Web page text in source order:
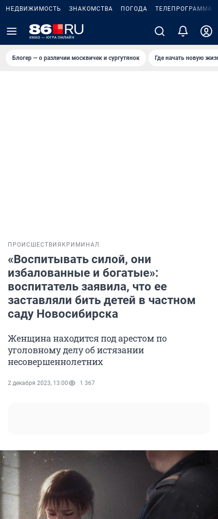
НЕДВИЖИМОСТЬ ЗНАКОМСТВА ПОГОДА ТЕЛЕПРОГРАММА
Блогер — о различии москвичек и сургутянок Где начать новую
ПРОИСШЕСТВИЯ КРИМИНАЛ
«Воспитывать силой, они
избалованные и богатые»:
воспитатель заявила, что ее
заставляли бить детей в частном
саду Новосибирска
Женщина находится под арестом по
уголовному делу об истязании
несовершеннолетних
2 декабря 2023, 13:00 1 367